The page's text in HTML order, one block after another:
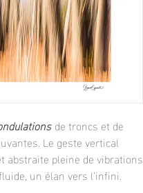
de troncs et de
Le geste vertical
abstraite pleine de vibrations
un élan vers l’infini.